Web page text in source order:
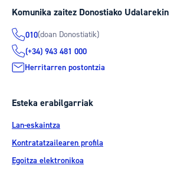
Komunika zaitez Donostiako Udalarekin
010(doan Donostiatik)
(+34) 943 481 000
Herritarren postontzia
Esteka erabilgarriak
Lan-eskaintza
Kontratatzailearen profila
Egoitza elektronikoa